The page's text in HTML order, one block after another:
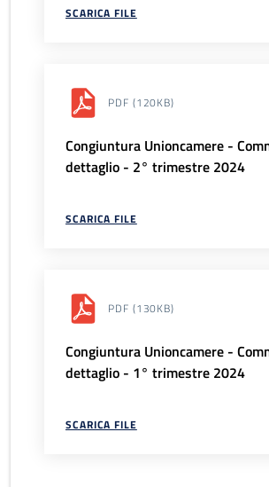
SCARICA FILE
PDF (120KB)
Congiuntura Unioncamere -
dettaglio - 2° trimestre 2024
SCARICA FILE
PDF (130KB)
Congiuntura Unioncamere -
dettaglio - 1° trimestre 2024
SCARICA FILE